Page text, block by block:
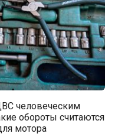
человеческим
обороты считаются
мотора